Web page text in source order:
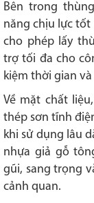
Bên trong
năng chịu lực tốt
cho phép lấy
trợ tối đa cho
kiệm thời gian
Về mặt chất
thép sơn tĩnh
khi sử dụng lâu
nhựa giả gỗ
gũi, sang trọng
cảnh quan.